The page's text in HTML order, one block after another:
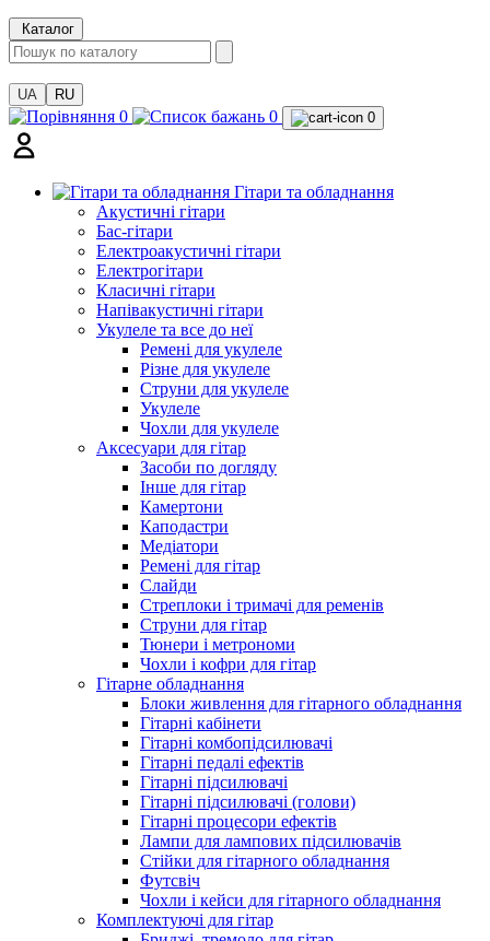
Каталог
UA RU
0 0 0
Гітари та обладнання
Акустичні гітари
Бас-гітари
Електроакустичні гітари
Електрогітари
Класичні гітари
Напівакустичні гітари
Укулеле та все до неї
Ремені для укулеле
Різне для укулеле
Струни для укулеле
Укулеле
Чохли для укулеле
Аксесуари для гітар
Засоби по догляду
Інше для гітар
Камертони
Каподастри
Медіатори
Ремені для гітар
Слайди
Стреплоки і тримачі для ременів
Струни для гітар
Тюнери і метрономи
Чохли і кофри для гітар
Гітарне обладнання
Блоки живлення для гітарного обладнання
Гітарні кабінети
Гітарні комбопідсилювачі
Гітарні педалі ефектів
Гітарні підсилювачі
Гітарні підсилювачі (голови)
Гітарні процесори ефектів
Лампи для лампових підсилювачів
Стійки для гітарного обладнання
Футсвіч
Чохли і кейси для гітарного обладнання
Комплектуючі для гітар